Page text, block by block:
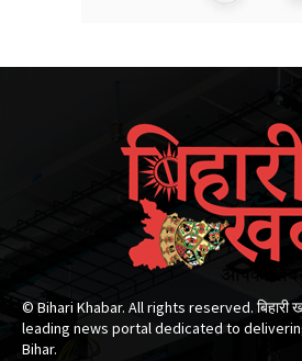
© Bihari Khabar. All rights reserved. बिहारी
leading news portal dedicated to
Bihar.